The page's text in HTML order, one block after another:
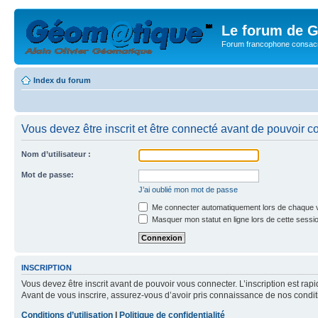
Le forum de
Forum francophone
Index du forum
Vous devez être inscrit et être connecté avant de pouvoir
Nom d’utilisateur :
Mot de passe:
J’ai oublié mon mot de passe
Me connecter automatiquement lors de chaque
Masquer mon statut en ligne lors de cette
INSCRIPTION
Vous devez être inscrit avant de pouvoir vous connecter. L’inscription est
Avant de vous inscrire, assurez-vous d’avoir pris connaissance de nos
Conditions d’utilisation
Politique de confidentialité